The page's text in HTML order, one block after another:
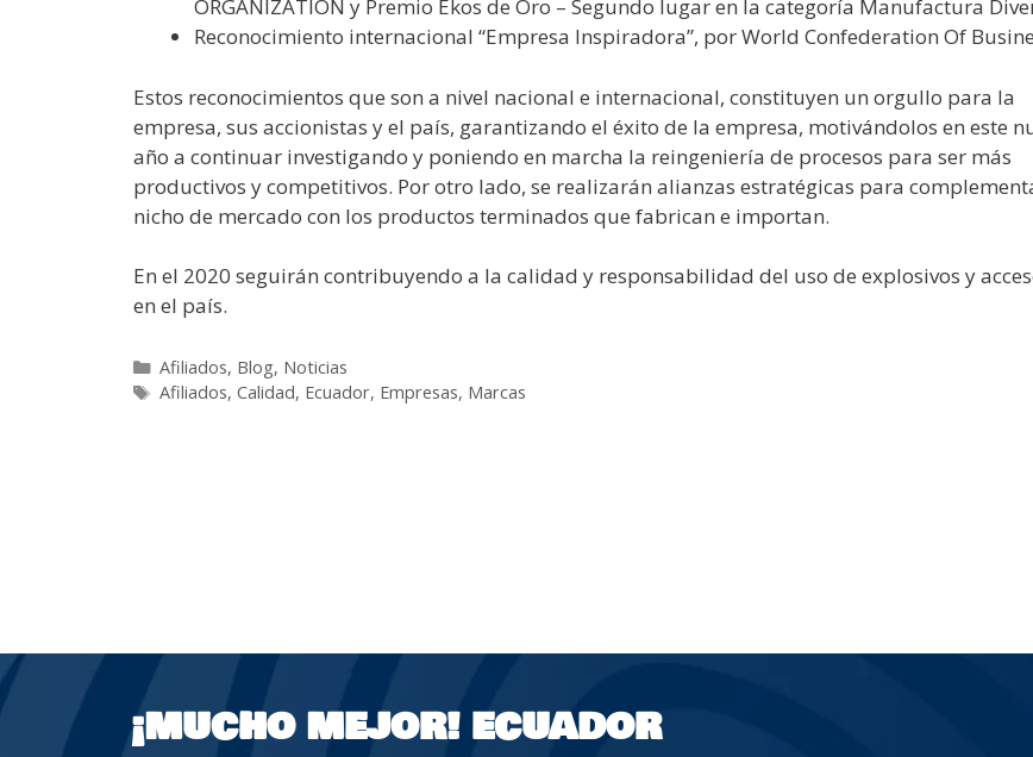
ORGANIZATION y Premio Ekos de Oro – Segundo lugar en la categoría Manufactura
Reconocimiento internacional “Empresa Inspiradora”, por World Confederation Of
Estos reconocimientos que son a nivel nacional e internacional, constituyen un orgullo para la
empresa, sus accionistas y el país, garantizando el éxito de la empresa, motivándolos en este
año a continuar investigando y poniendo en marcha la reingeniería de procesos para ser más
productivos y competitivos. Por otro lado, se realizarán alianzas estratégicas para
nicho de mercado con los productos terminados que fabrican e importan.
En el 2020 seguirán contribuyendo a la calidad y responsabilidad del uso de explosivos y
en el país.
Afiliados, Blog, Noticias
Afiliados, Calidad, Ecuador, Empresas, Marcas
¡MUCHO MEJOR! ECUADOR